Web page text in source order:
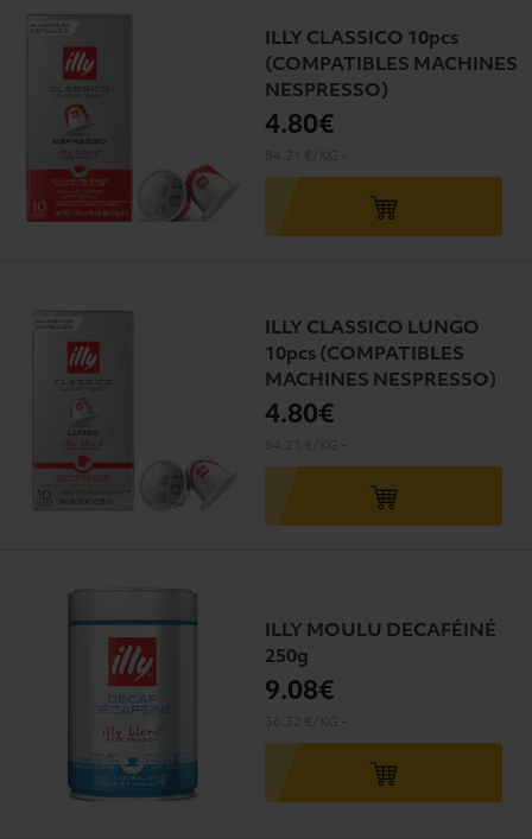
ILLY CLASSICO 10pcs
(COMPATIBLES MACHINES
NESPRESSO)
4.80€
ILLY CLASSICO LUNGO
10pcs (COMPATIBLES
MACHINES NESPRESSO)
4.80€
ILLY MOULU DECAFÉINÉ
250g
9.08€